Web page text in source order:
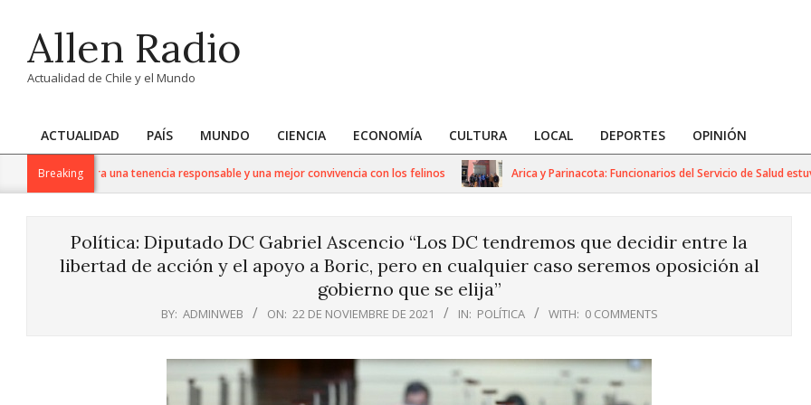
contentAllen Radio
Actualidad de Chile y el Mundo
Primary
Navigation
ACTUALIDAD PAÍS MUNDO CIENCIA ECONOMÍA CULTURA LOCAL DEPORTES OPINIÓN
Breaking
Claves para una tenencia responsable y una mejor convivencia con los felinos Arica y Parinacota: Funcionarios del Servicio de Salud
Política: Diputado DC Gabriel Ascencio “Los DC tendremos que decidir entre la
libertad de acción y el apoyo a Boric, pero en cualquier caso seremos oposición al
gobierno que se elija”
BY: ADMINWEB ON: 22 DE NOVIEMBRE DE 2021 IN: POLÍTICA WITH: 0 COMMENTS